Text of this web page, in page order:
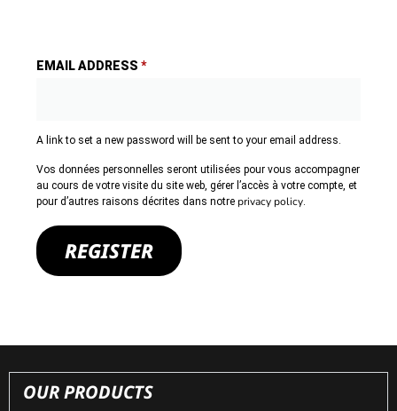
EMAIL ADDRESS *
A link to set a new password will be sent to your email address.
Vos données personnelles seront utilisées pour vous accompagner
au cours de votre visite du site web, gérer l’accès à votre compte, et
pour d’autres raisons décrites dans notre privacy policy
REGISTER
OUR PRODUCTS